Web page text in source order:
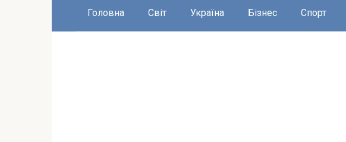
Головна Світ Україна Бізнес Спорт